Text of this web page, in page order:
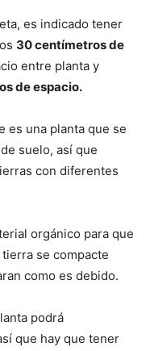
es indicado tener
30 centímetros de
entre planta y
de espacio.
es una planta que se
suelo, así que
con diferentes
orgánico para que
se compacte
como es debido.
podrá
que hay que tener